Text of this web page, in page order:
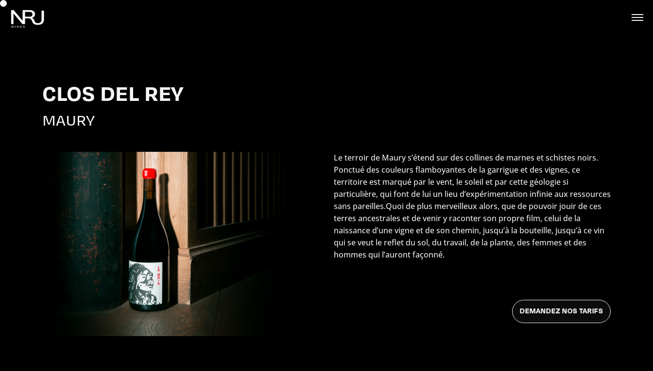
CLOS DEL REY
MAURY
Le terroir de Maury s’étend sur des collines de marnes et schistes noirs.
Ponctué des couleurs flamboyantes de la garrigue et des vignes, ce
territoire est marqué par le vent, le soleil et par cette géologie si
particulière, qui font de lui un lieu d’expérimentation infinie aux ressources
sans pareilles.Quoi de plus merveilleux alors, que de pouvoir jouir de ces
terres ancestrales et de venir y raconter son propre film, celui de la
naissance d’une vigne et de son chemin, jusqu’à la bouteille, jusqu’à ce vin
qui se veut le reflet du sol, du travail, de la plante, des femmes et des
hommes qui l’auront façonné.